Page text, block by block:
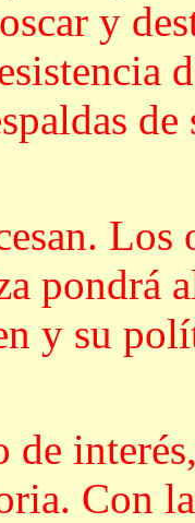
y
pondrá
y su
de
Con